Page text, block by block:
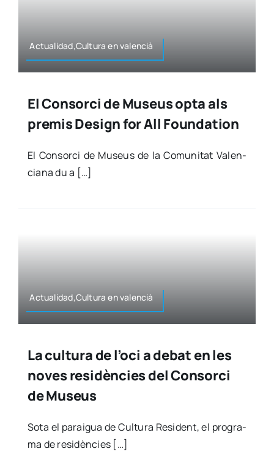
Actualidad,Cultura en valen­cià
El Consorci de Museus opta als
premis Design for All Foundation
El Con­sor­ci de Museus de la Comu­ni­tat Valen­
cia­na du a […]
Actualidad,Cultura en valen­cià
La cultura de l’oci a debat en les
noves residències del Consorci
de Museus
Sota el para­igua de Cul­tu­ra Resi­dent, el pro­gra­
ma de resi­dèn­cies […]